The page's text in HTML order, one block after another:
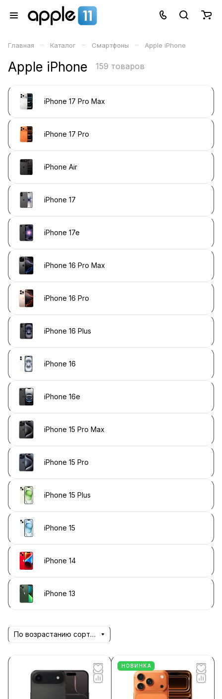
Главная – Каталог – Смартфоны – Apple iPhone
Apple iPhone 159 товаров
iPhone 17 Pro Max
iPhone 17 Pro
iPhone Air
iPhone 17
iPhone 17e
iPhone 16 Pro Max
iPhone 16 Pro
iPhone 16 Plus
iPhone 16
iPhone 16e
iPhone 15 Pro Max
iPhone 15 Pro
iPhone 15 Plus
iPhone 15
iPhone 14
iPhone 13
По возрастанию сортировки
НОВИНКА